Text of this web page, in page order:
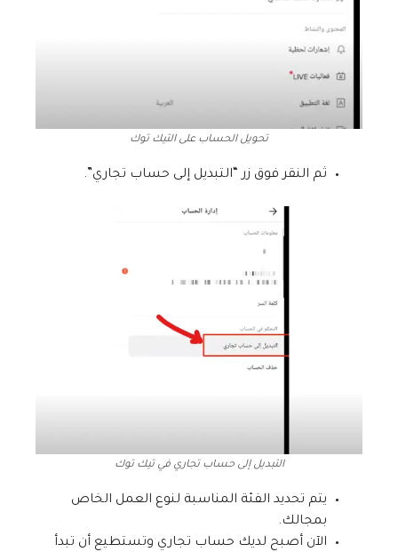
تحويل الحساب على التيك توك
ثم النقر فوق زر “التبديل إلى حساب تجاري”.
التبديل إلى حساب تجاري في تيك توك
يتم تحديد الفئة المناسبة لنوع العمل الخاص
بمجالك.
الآن أصبح لديك حساب تجاري وتستطيع أن تبدأ